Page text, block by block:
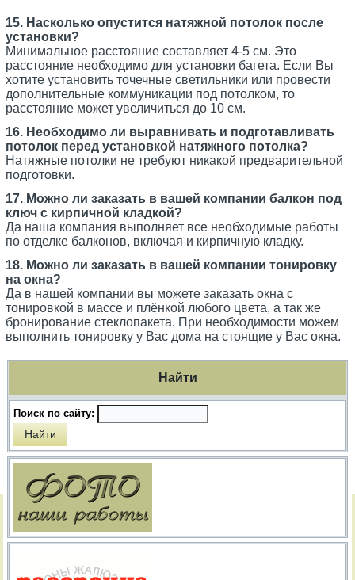
15. Насколько опустится натяжной потолок после
установки?
Минимальное расстояние составляет 4-5 см. Это
расстояние необходимо для установки багета. Если Вы
хотите установить точечные светильники или провести
дополнительные коммуникации под потолком, то
расстояние может увеличиться до 10 см.
16. Необходимо ли выравнивать и подготавливать
потолок перед установкой натяжного потолка?
Натяжные потолки не требуют никакой предварительной
подготовки.
17. Можно ли заказать в вашей компании балкон под
ключ с кирпичной кладкой?
Да наша компания выполняет все необходимые работы
по отделке балконов, включая и кирпичную кладку.
18. Можно ли заказать в вашей компании тонировку
на окна?
Да в нашей компании вы можете заказать окна с
тонировкой в массе и плёнкой любого цвета, а так же
бронирование стеклопакета. При необходимости можем
выполнить тонировку у Вас дома на стоящие у Вас окна.
Найти
Поиск по сайту: